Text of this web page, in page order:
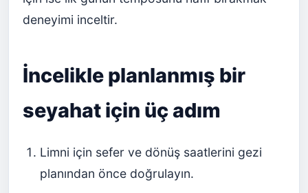
deneyimi inceltir.
İncelikle planlanmış bir
seyahat için üç adım
Limni için sefer ve dönüş saatlerini gezi
planından önce doğrulayın.